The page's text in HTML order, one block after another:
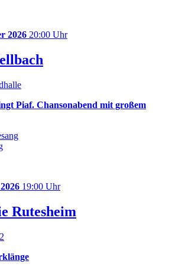
2026 20:00 Uhr
Piaf. Chansonabend mit großem
19:00 Uhr
Rutesheim